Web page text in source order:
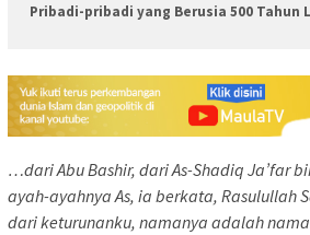
Pribadi-pribadi yang Berusia 500 Tahun
…dari Abu Bashir, dari As-Shadiq Ja’far
ayah-ayahnya As, ia berkata, Rasulullah
dari keturunanku, namanya adalah